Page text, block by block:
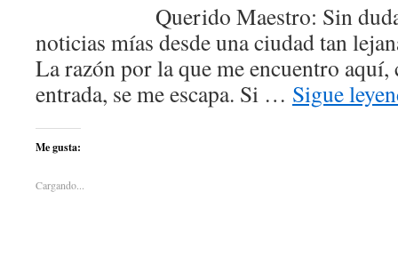
Querido Maestro: Sin duda le
noticias mías desde una ciudad tan
La razón por la que me encuentro aquí,
entrada, se me escapa. Si … Sigue
Me gusta:
Cargando...